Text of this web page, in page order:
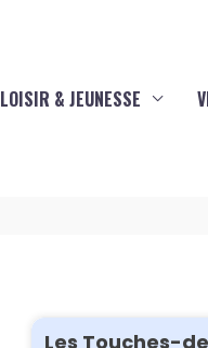
LOISIR & JEUNESSE